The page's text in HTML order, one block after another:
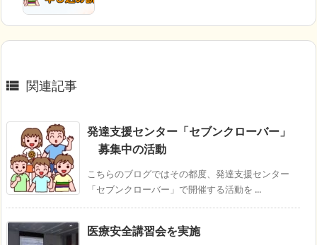
 関連記事
発達支援センター「セブンクローバー」
募集中の活動
こちらのブログではその都度、発達支援センター
「セブンクローバー」で開催する活動を ...
医療安全講習会を実施